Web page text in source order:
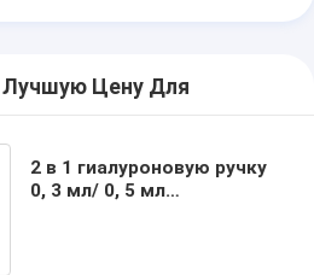
Лучшую Цену Для
2 в 1 гиалуроновую ручку
0, 3 мл/ 0, 5 мл